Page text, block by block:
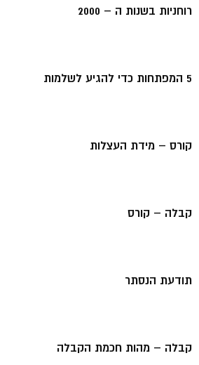
רוחניות בשנות ה – 2000
5 המפתחות כדי להגיע לשלמות
קורס – מידת העצלות
קבלה – קורס
תודעת הנסתר
קבלה – מהות חכמת הקבלה